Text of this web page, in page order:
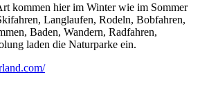
kommen hier im Winter wie im Sommer
Langlaufen, Rodeln, Bobfahren,
Baden, Wandern, Radfahren,
laden die Naturparke ein.